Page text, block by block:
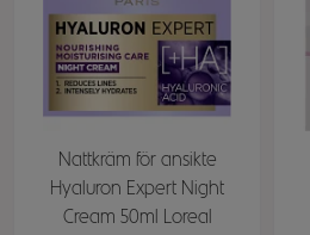
Nattkräm för ansikte
Hyaluron Expert Night
Cream 50ml Loreal